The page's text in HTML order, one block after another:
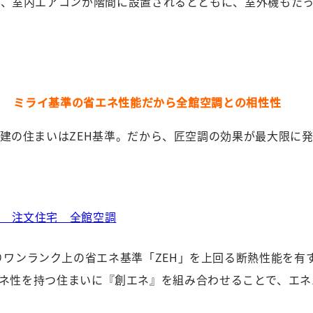
ミライ基準の省エネ性能だから全館空調との相性性
の住まいはZEH基準。だから、匠空調の効果が最大限に
ンランク上の省エネ基準「ZEH」を上回る断熱性能を
性を持つ住まいに『創エネ』を組み合わせることで、エ